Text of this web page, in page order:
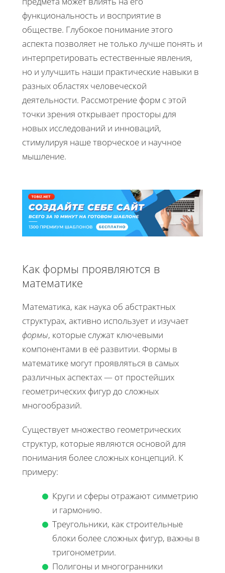
функциональность и восприятие в
обществе. Глубокое понимание этого
аспекта позволяет не только лучше понять и
интерпретировать естественные явления,
но и улучшить наши практические навыки в
разных областях человеческой
деятельности. Рассмотрение форм с этой
точки зрения открывает просторы для
новых исследований и инноваций,
стимулируя наше творческое и научное
мышление.
Как формы проявляются в
математике
Математика, как наука об абстрактных
структурах, активно использует и изучает
формы, которые служат ключевыми
компонентами в её развитии. Формы в
математике могут проявляться в самых
различных аспектах — от простейших
геометрических фигур до сложных
многообразий.
Существует множество геометрических
структур, которые являются основой для
понимания более сложных концепций. К
примеру:
Круги и сферы отражают симметрию
и гармонию.
Треугольники, как строительные
блоки более сложных фигур, важны в
тригонометрии.
Полигоны и многогранники